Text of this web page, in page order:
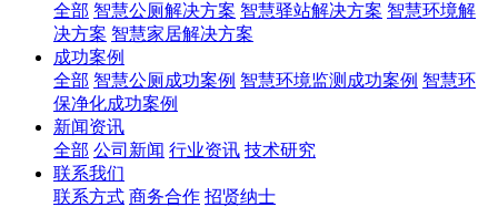
全部 智慧公厕解决方案 智慧驿站解决方案 智慧环境解
决方案 智慧家居解决方案
成功案例
全部 智慧公厕成功案例 智慧环境监测成功案例 智慧环
保净化成功案例
新闻资讯
全部 公司新闻 行业资讯 技术研究
联系我们
联系方式 商务合作 招贤纳士